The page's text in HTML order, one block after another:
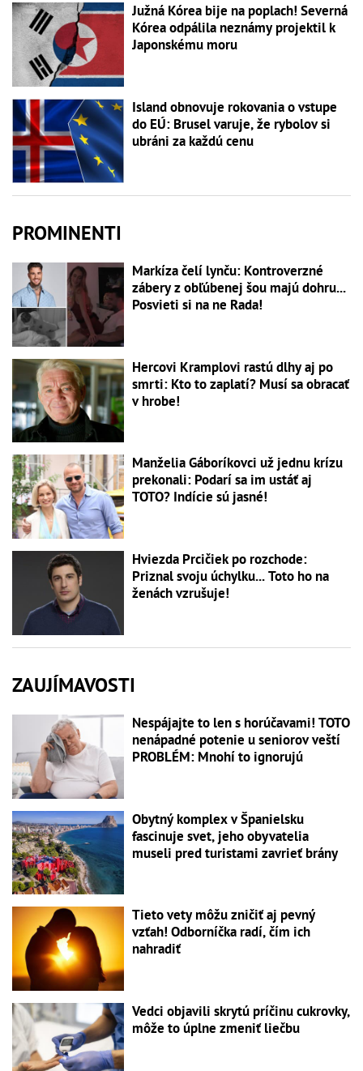
Južná Kórea bije na poplach! Severná
Kórea odpálila neznámy projektil k
Japonskému moru
Island obnovuje rokovania o vstupe
do EÚ: Brusel varuje, že rybolov si
ubráni za každú cenu
PROMINENTI
Markíza čelí lynču: Kontroverzné
zábery z obľúbenej šou majú dohru...
Posvieti si na ne Rada!
Hercovi Kramplovi rastú dlhy aj po
smrti: Kto to zaplatí? Musí sa obracať
v hrobe!
Manželia Gáboríkovci už jednu krízu
prekonali: Podarí sa im ustáť aj
TOTO? Indície sú jasné!
Hviezda Prcičiek po rozchode:
Priznal svoju úchylku... Toto ho na
ženách vzrušuje!
ZAUJÍMAVOSTI
Nespájajte to len s horúčavami! TOTO
nenápadné potenie u seniorov veští
PROBLÉM: Mnohí to ignorujú
Obytný komplex v Španielsku
fascinuje svet, jeho obyvatelia
museli pred turistami zavrieť brány
Tieto vety môžu zničiť aj pevný
vzťah! Odborníčka radí, čím ich
nahradiť
Vedci objavili skrytú príčinu cukrovky,
môže to úplne zmeniť liečbu